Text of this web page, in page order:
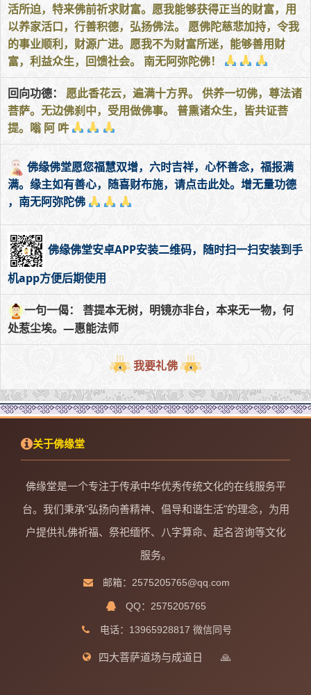
活所迫，特来佛前祈求财富。愿我能够获得正当的财富，用
以养家活口，行善积德，弘扬佛法。 愿佛陀慈悲加持，令我
的事业顺利，财源广进。愿我不为财富所迷，能够善用财
富，利益众生，回馈社会。 南无阿弥陀佛！
回向功德： 愿此香花云，遍满十方界。 供养一切佛，尊法诸
菩萨。无边佛刹中，受用做佛事。 普熏诸众生，皆共证菩
提。嗡 阿 吽
佛缘佛堂愿您福慧双增，六时吉祥，心怀善念，福报满
满。缘主如有善心，随喜财布施，请点击此处。增无量功德
，南无阿弥陀佛
佛缘佛堂安卓APP安装二维码，随时扫一扫安装到手
机app方便后期使用
一句一偈： 菩提本无树，明镜亦非台，本来无一物，何
处惹尘埃。—惠能法师
我要礼佛
关于佛缘堂
佛缘堂是一个专注于传承中华优秀传统文化的在线服务平
台。我们秉承"弘扬向善精神、倡导和谐生活"的理念，为用
户提供礼佛祈福、祭祀缅怀、八字算命、起名咨询等文化
服务。
邮箱：2575205765@qq.com
QQ：2575205765
电话：13965928817 微信同号
四大菩萨道场与成道日 🙏